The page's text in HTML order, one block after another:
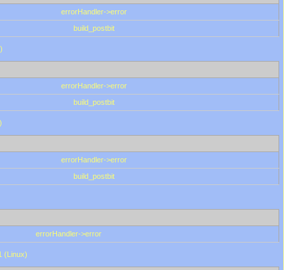
errorHandler->error
build_postbit
errorHandler->error
build_postbit
errorHandler->error
build_postbit
errorHandler->error
(Linux)